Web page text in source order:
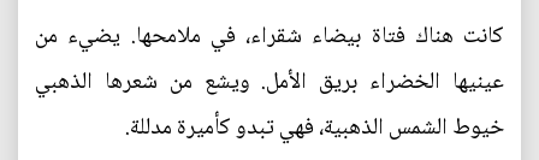
كانت هناك فتاة بيضاء شقراء، في ملامحها. يضيء من
عينيها الخضراء بريق الأمل. ويشع من شعرها الذهبي
خيوط الشمس الذهبية، فهي تبدو كأميرة مدللة.